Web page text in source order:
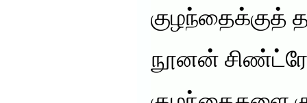
குழந்தைக்குத்
நூனன்